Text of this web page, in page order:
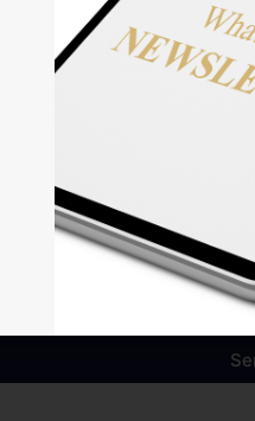
Ich bestätige die